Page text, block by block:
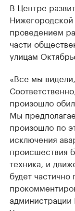
В Центре
Нижегородской
проведением
части
улицам
«Все мы
произошло
Мы
произошло по
исключения
происшествия
техника, и
будет